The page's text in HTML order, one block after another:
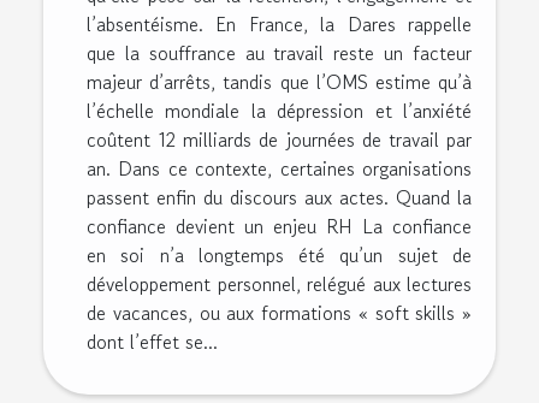
l’absentéisme. En France, la Dares rappelle
que la souffrance au travail reste un facteur
majeur d’arrêts, tandis que l’OMS estime qu’à
l’échelle mondiale la dépression et l’anxiété
coûtent 12 milliards de journées de travail par
an. Dans ce contexte, certaines organisations
passent enfin du discours aux actes. Quand la
confiance devient un enjeu RH La confiance
en soi n’a longtemps été qu’un sujet de
développement personnel, relégué aux lectures
de vacances, ou aux formations « soft skills »
dont l’effet se...